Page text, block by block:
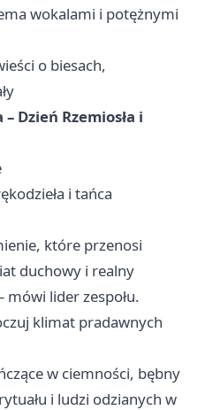
wokalami i potężnymi
o biesach,
Dzień Rzemiosła i
i tańca
które przenosi
duchowy i realny
mówi lider zespołu.
klimat pradawnych
w ciemności, bębny
i ludzi odzianych w